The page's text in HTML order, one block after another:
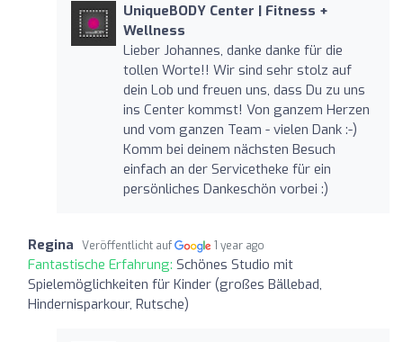
UniqueBODY Center | Fitness +
Wellness
Lieber Johannes, danke danke für die
tollen Worte!! Wir sind sehr stolz auf
dein Lob und freuen uns, dass Du zu uns
ins Center kommst! Von ganzem Herzen
und vom ganzen Team - vielen Dank :-)
Komm bei deinem nächsten Besuch
einfach an der Servicetheke für ein
persönliches Dankeschön vorbei :)
Regina Veröffentlicht auf 1 year ago
Fantastische Erfahrung: Schönes Studio mit
Spielemöglichkeiten für Kinder (großes Bällebad,
Hindernisparkour, Rutsche)